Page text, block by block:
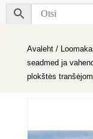
Avaleht/
seadmed ja
plokštės